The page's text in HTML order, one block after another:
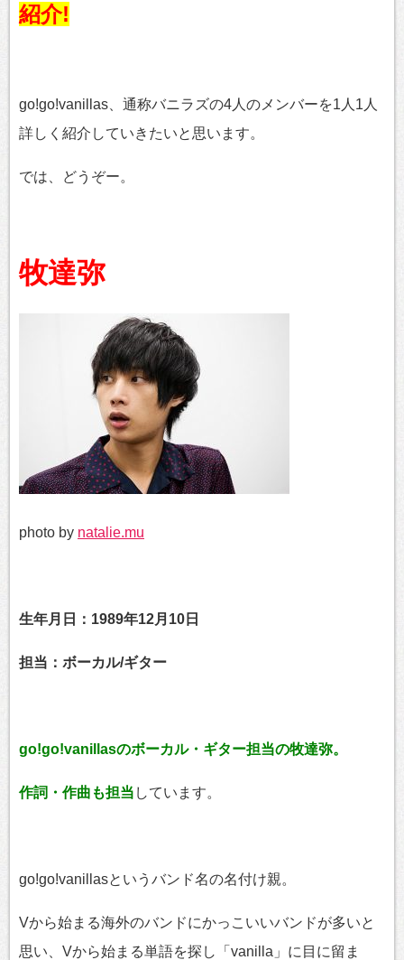
紹介!
go!go!vanillas、通称バニラズの4人のメンバーを1人1人
詳しく紹介していきたいと思います。
では、どうぞー。
牧達弥
photo by natalie.mu
生年月日：1989年12月10日
担当：ボーカル/ギター
go!go!vanillasのボーカル・ギター担当の牧達弥。
作詞・作曲も担当 しています。
go!go!vanillasというバンド名の名付け親。
Vから始まる海外のバンドにかっこいいバンドが多いと
思い、Vから始まる単語を探し「vanilla」に目に留ま